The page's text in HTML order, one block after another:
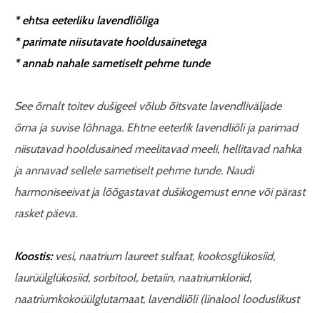
* ehtsa eeterliku lavendliõliga
* parimate niisutavate hooldusainetega
* annab nahale sametiselt pehme tunde
See õrnalt toitev dušigeel võlub õitsvate lavendliväljade
õrna ja suvise lõhnaga. Ehtne eeterlik lavendliõli ja parimad
niisutavad hooldusained meelitavad meeli, hellitavad nahka
ja annavad sellele sametiselt pehme tunde. Naudi
harmoniseeivat ja lõõgastavat dušikogemust enne või pärast
rasket päeva.
Koostis:vesi, naatrium laureet sulfaat, kookosglükosiid,
laurüülglükosiid, sorbitool, betaiin, naatriumkloriid,
naatriumkokoüülglutamaat, lavendliõli (linalool looduslikust